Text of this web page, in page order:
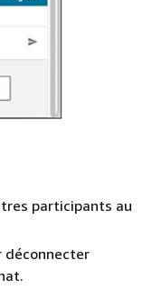
participants au
déconnecter